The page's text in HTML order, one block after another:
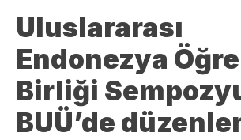
Uluslararası
Endonezya
Birliği
BUÜ’de